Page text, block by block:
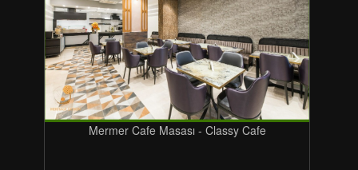
Mermer Cafe Masası - Classy Cafe